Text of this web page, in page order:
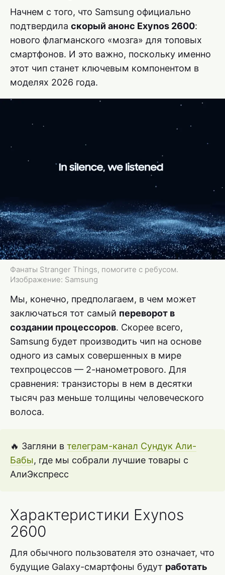
Начнем с того, что Samsung официально
подтвердила скорый анонс Exynos 2600:
нового флагманского «мозга» для топовых
смартфонов. И это важно, поскольку именно
этот чип станет ключевым компонентом в
моделях 2026 года.
Фанаты Stranger Things, помогите с ребусом.
Изображение: Samsung
Мы, конечно, предполагаем, в чем может
заключаться тот самый переворот в
создании процессоров. Скорее всего,
Samsung будет производить чип на основе
одного из самых совершенных в мире
техпроцессов — 2-нанометрового. Для
сравнения: транзисторы в нем в десятки
тысяч раз меньше толщины человеческого
волоса.
🔥 Загляни в телеграм-канал Сундук Али-
Бабы, где мы собрали лучшие товары с
АлиЭкспресс
Характеристики Exynos
2600
Для обычного пользователя это означает, что
будущие Galaxy-смартфоны будут работать